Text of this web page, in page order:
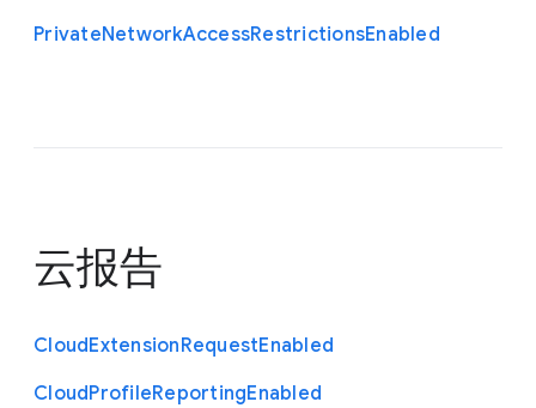
PrivateNetworkAccessRestrictionsEnabled
云报告
CloudExtensionRequestEnabled
CloudProfileReportingEnabled